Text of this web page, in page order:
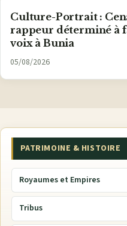
Culture-Portrait :
rappeur déterminé à
voix à Bunia
05/08/2026
PATRIMOINE & HISTOIRE
Royaumes et Empires
Tribus